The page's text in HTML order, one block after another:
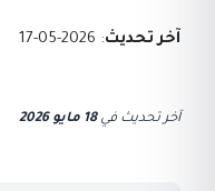
آخر تحديث: 2026-05-17
آخر تحديث في18 مايو 2026